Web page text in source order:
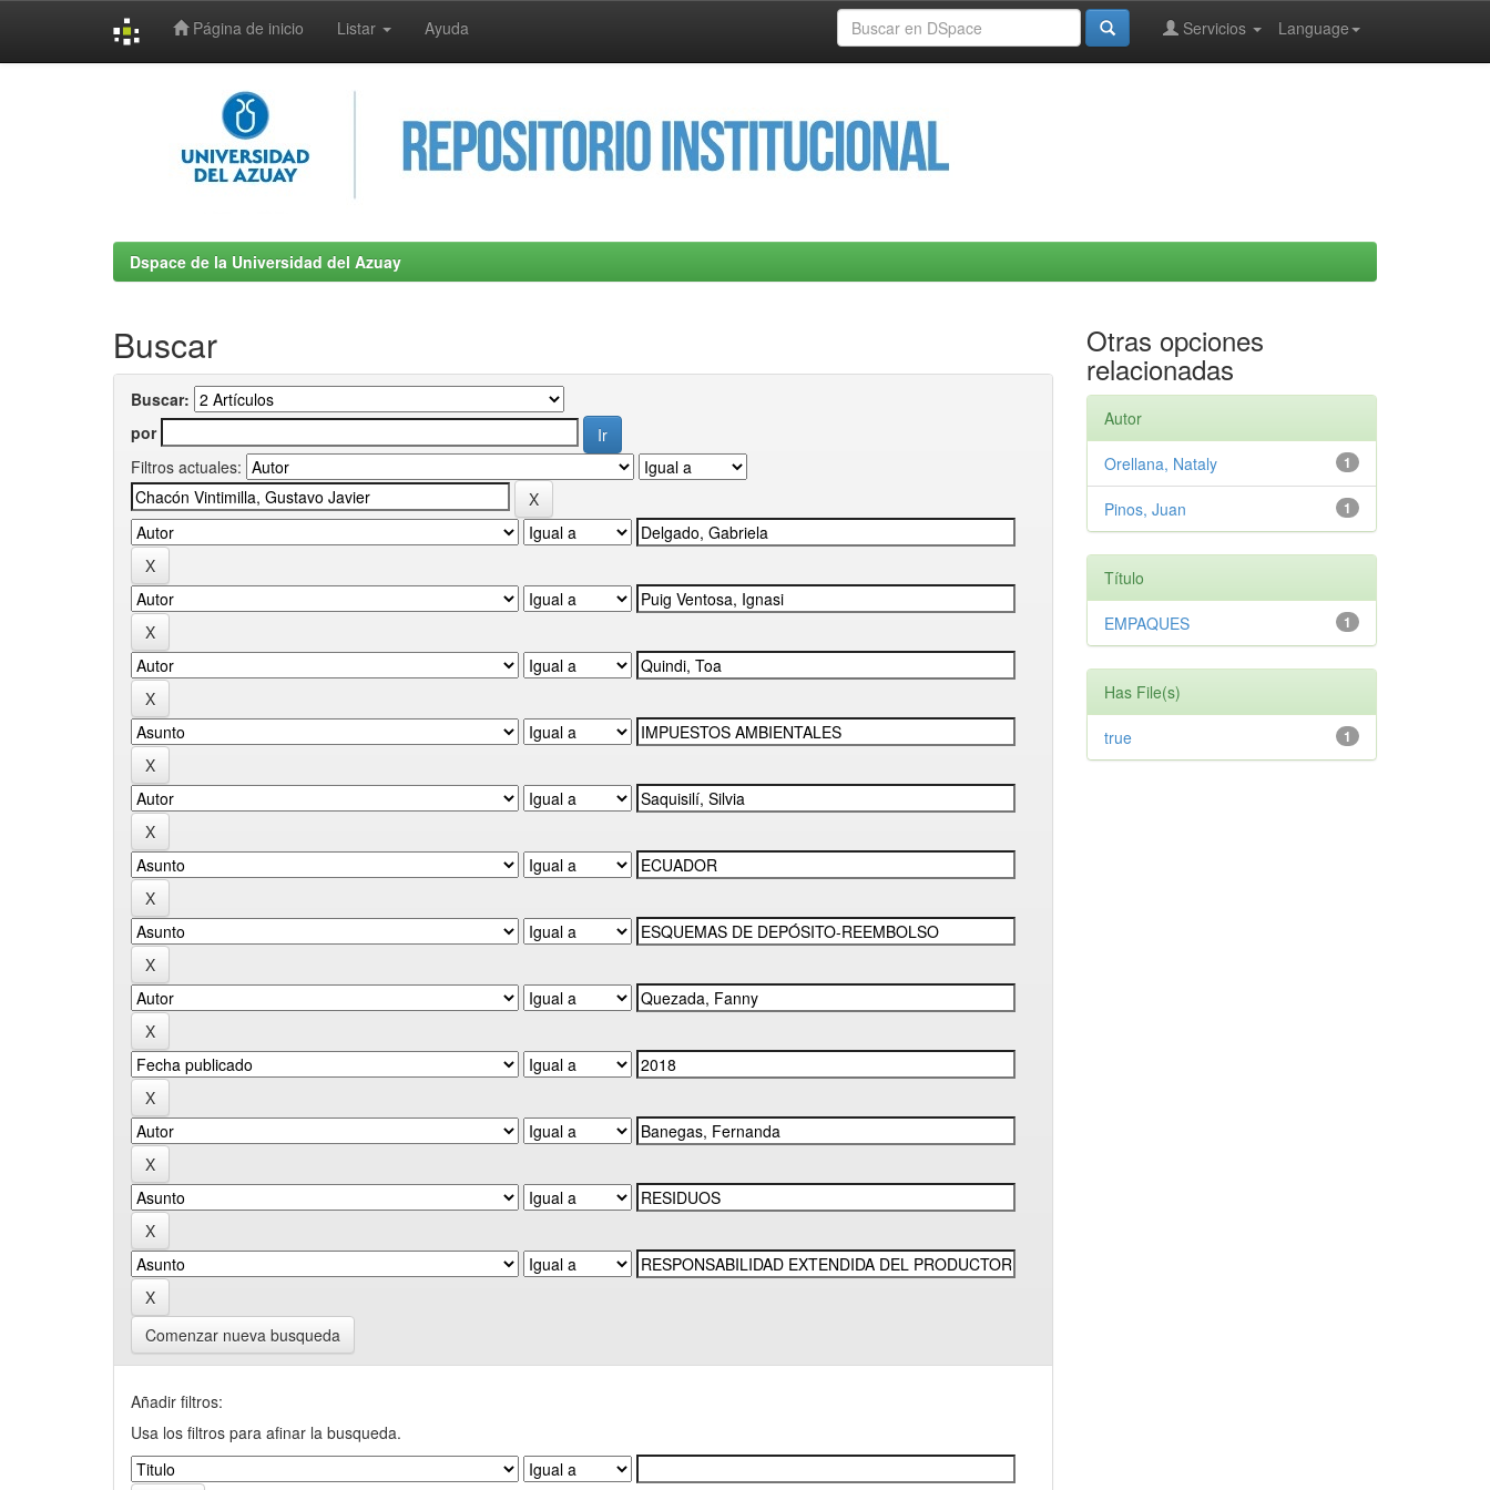
Página de inicio Listar Ayuda Language
Servicios
Dspace de la Universidad del Azuay
Buscar
Buscar:
por
Filtros actuales:
Comenzar nueva busqueda
Añadir filtros:
Usa los filtros para afinar la busqueda.
Otras opciones
relacionadas
Autor
1
Orellana, Nataly
1
Pinos, Juan
Título
1
EMPAQUES
Has File(s)
1
true